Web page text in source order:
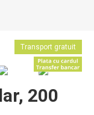
Transport gratuit
200